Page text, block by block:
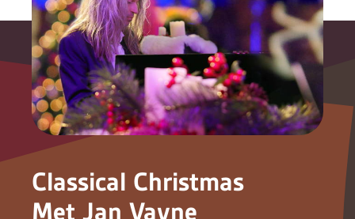
Classical Christmas
Met Jan Vayne